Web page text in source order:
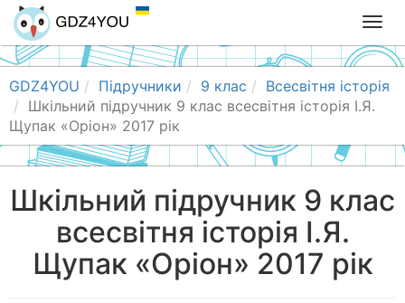
T
o
g
g
n
a
i
t
GDZ4YOU Підручники 9 клас
Всесвітня історія
Шкільний підручник 9 клас всесвітня історія І.Я.
Щупак «Оріон» 2017 рік
Шкільний підручник 9 клас
всесвітня історія І.Я.
Щупак «Оріон» 2017 рік